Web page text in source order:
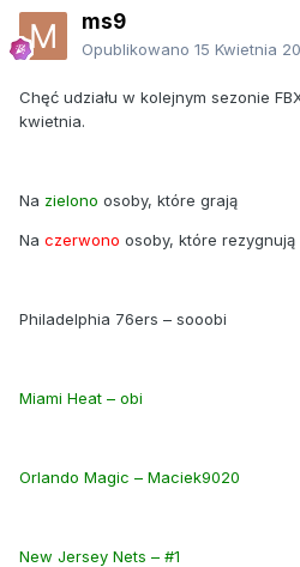
ms9
Opublikowano 15 Kwietnia
Chęć udziału w kolejnym sezonie
kwietnia.
Na zielono osoby, które grają
Na czerwono osoby, które rezygnują
Philadelphia 76ers – sooobi
Miami Heat – obi
Orlando Magic – Maciek9020
New Jersey Nets – #1